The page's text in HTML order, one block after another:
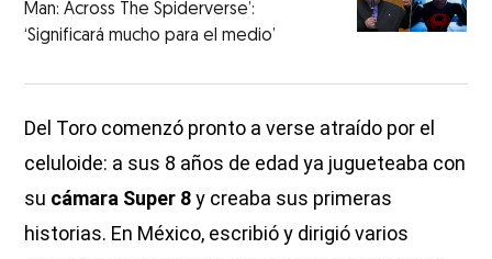
Man: Across The Spiderverse’:
‘Significará mucho para el medio’
Del Toro comenzó pronto a verse atraído por el
celuloide: a sus 8 años de edad ya jugueteaba con
su cámara Super 8y creaba sus primeras
historias. En México, escribió y dirigió varios